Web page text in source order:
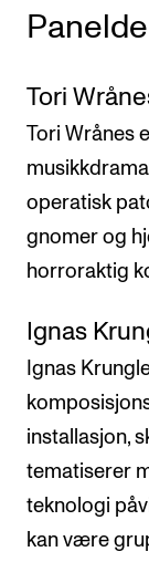
Tori
Tori Wrånes
operatisk
gnomer og
horroraktig
Ignas
Ignas
installasjon,
tematiserer
teknologi
kan være